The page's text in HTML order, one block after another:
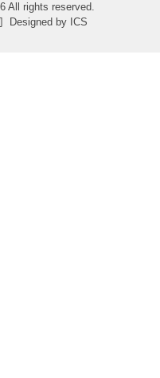
All rights reserved.
Designed by ICS